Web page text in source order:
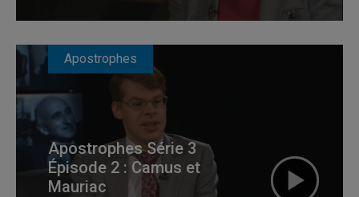
Apostrophes
Apostrophes Série 3
Épisode 2 : Camus et
Mauriac